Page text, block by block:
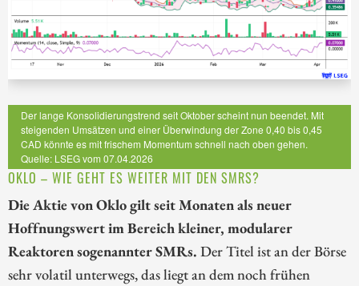
Der lange Konsolidierungstrend seit Oktober scheint nun beendet. Mit
steigenden Umsätzen und einer Überwindung der Zone 0,40 bis 0,45
CAD könnte es mit frischem Momentum schnell nach oben gehen.
Quelle: LSEG vom 07.04.2026
OKLO – WIE GEHT ES WEITER MIT DEN SMRS?
Die Aktie von Oklo gilt seit Monaten als neuer
Hoffnungswert im Bereich kleiner, modularer
Reaktoren sogenannter SMRs. Der Titel ist an der Börse
sehr volatil unterwegs, das liegt an dem noch frühen